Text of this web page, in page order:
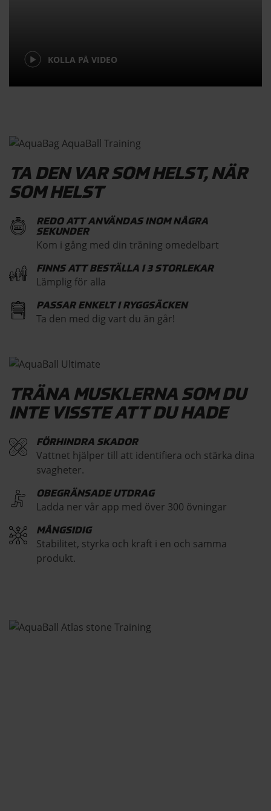
KOLLA PÅ VIDEO
TA DEN VAR SOM HELST, NÄR
SOM HELST
REDO ATT ANVÄNDAS INOM NÅGRA
SEKUNDER
Kom i gång med din träning omedelbart
FINNS ATT BESTÄLLA I 3 STORLEKAR
Lämplig för alla
PASSAR ENKELT I RYGGSÄCKEN
Ta den med dig vart du än går!
TRÄNA MUSKLERNA SOM DU
INTE VISSTE ATT DU HADE
FÖRHINDRA SKADOR
Vattnet hjälper till att identifiera och stärka dina
svagheter.
OBEGRÄNSADE UTDRAG
Ladda ner vår app med över 300 övningar
MÅNGSIDIG
Stabilitet, styrka och kraft i en och samma
produkt.